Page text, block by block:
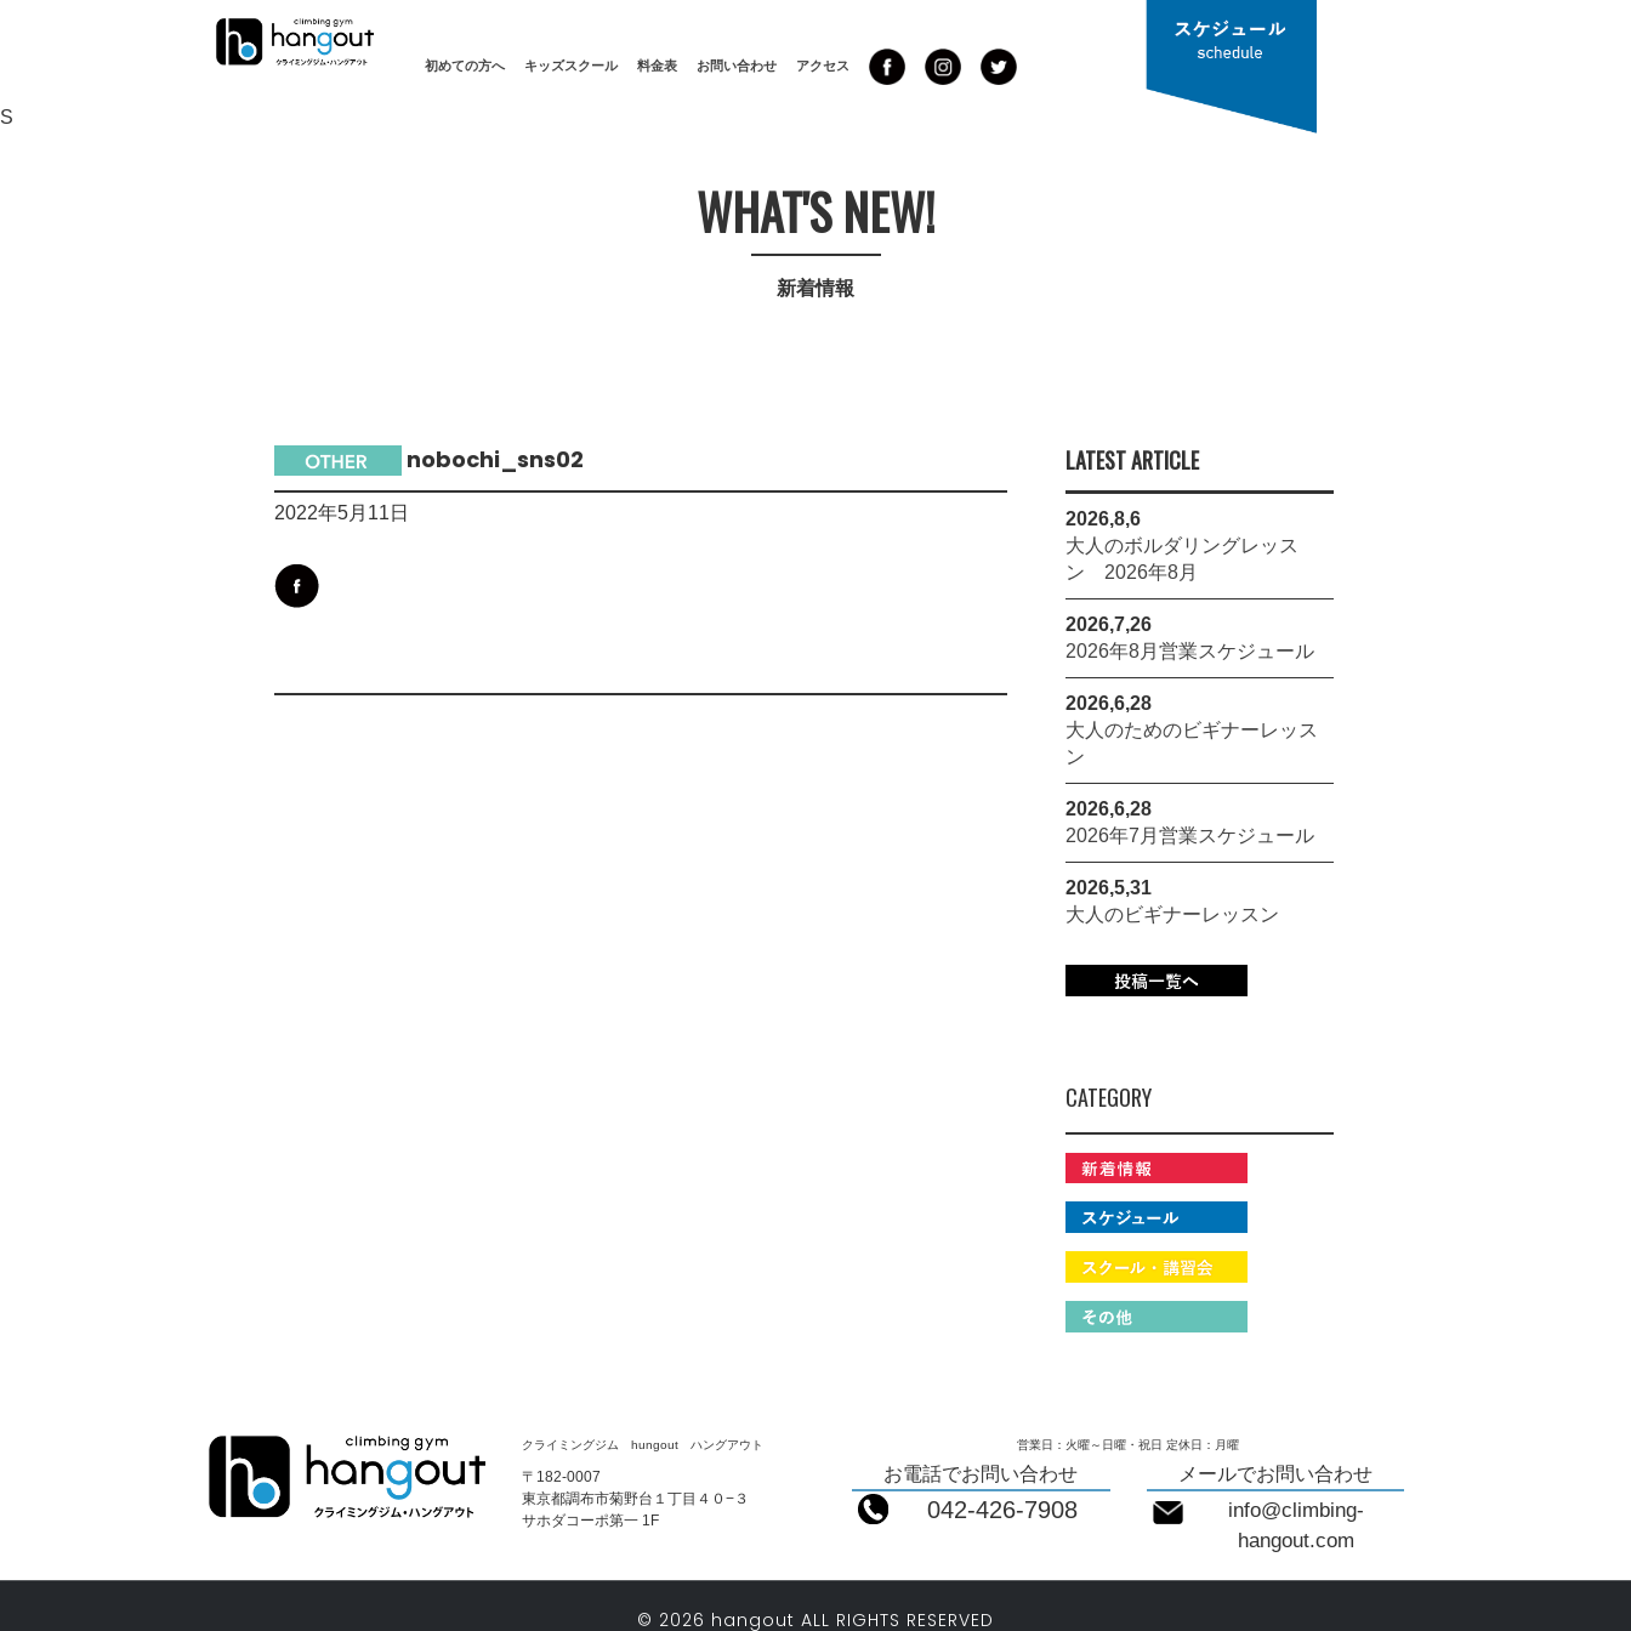
初めての方へ キッズスクール 料金表 お問い合わせ アクセス
S
WHAT'S NEW!
新着情報
nobochi_sns02
2022年5月11日
LATEST ARTICLE
2026,8,6
大人のボルダリングレッス
ン 2026年8月
2026,7,26
2026年8月営業スケジュール
2026,6,28
大人のためのビギナーレッス
ン
2026,6,28
2026年7月営業スケジュール
2026,5,31
大人のビギナーレッスン
CATEGORY
クライミングジム hungout ハングアウト
〒182-0007
東京都調布市菊野台１丁目４０−３
サホダコーポ第一 1F
営業日：火曜～日曜・祝日 定休日：月曜
お電話でお問い合わせ
042-426-7908
メールでお問い合わせ
info@climbing-
hangout.com
© 2026 hangout ALL RIGHTS RESERVED